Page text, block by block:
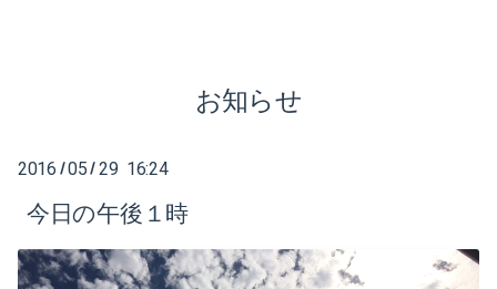
2025-06（2）
2024-08（2）
お知らせ
2016 /05 / 29 16:24
今日の午後１時